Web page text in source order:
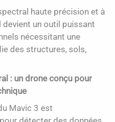
haute précision et à
devient un outil puissant
nécessitant une
des structures, sols,
: un drone conçu pour
Mavic 3 est